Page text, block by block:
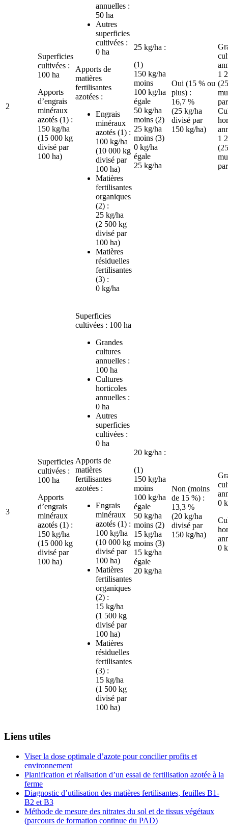
2
Superficies
cultivées :
100 ha
Apports
d’engrais
minéraux
azotés (1) :
150 kg/ha
(15 000 kg
divisé par
100 ha)
annuelles :
50 ha
Autres
superficies
cultivées :
0 ha
Apports de
matières
fertilisantes
azotées :
Engrais
minéraux
azotés (1) :
100 kg/ha
(10 000 kg
divisé par
100 ha)
Matières
fertilisantes
organiques
(2) :
25 kg/ha
(2 500 kg
divisé par
100 ha)
Matières
résiduelles
fertilisantes
(3) :
0 kg/ha
25 kg/ha :
(1)
150 kg/ha
moins
100 kg/ha
égale
50 kg/ha
moins (2)
25 kg/ha
moins (3)
0 kg/ha
égale
25 kg/ha
Oui (15 % ou
plus) :
16,7 %
(25 kg/ha
divisé par
150 kg/ha)
1
1
3
Superficies
cultivées :
100 ha
Apports
d’engrais
minéraux
azotés (1) :
150 kg/ha
(15 000 kg
divisé par
100 ha)
Superficies
cultivées : 100 ha
Grandes
cultures
annuelles :
100 ha
Cultures
horticoles
annuelles :
0 ha
Autres
superficies
cultivées :
0 ha
Apports de
matières
fertilisantes
azotées :
Engrais
minéraux
azotés (1) :
100 kg/ha
(10 000 kg
divisé par
100 ha)
Matières
fertilisantes
organiques
(2) :
15 kg/ha
(1 500 kg
divisé par
100 ha)
Matières
résiduelles
fertilisantes
(3) :
15 kg/ha
(1 500 kg
divisé par
100 ha)
20 kg/ha :
(1)
150 kg/ha
moins
100 kg/ha
égale
50 kg/ha
moins (2)
15 kg/ha
moins (3)
15 kg/ha
égale
20 kg/ha
Non (moins
de 15 %) :
13,3 %
(20 kg/ha
divisé par
150 kg/ha)
0
0
Liens utiles
Viser la dose optimale d’azote pour concilier profits et
environnement
Planification et réalisation d’un essai de fertilisation azotée à la
ferme
Diagnostic d’utilisation des matières fertilisantes, feuilles B1-
B2 et B3
Méthode de mesure des nitrates du sol et de tissus végétaux
(parcours de formation continue du PAD)